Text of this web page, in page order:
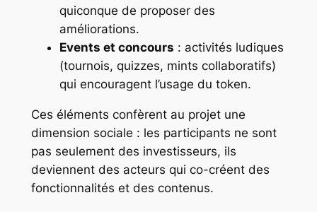
quiconque de proposer des
améliorations.
Events et concours : activités ludiques
(tournois, quizzes, mints collaboratifs)
qui encouragent l’usage du token.
Ces éléments confèrent au projet une
dimension sociale : les participants ne sont
pas seulement des investisseurs, ils
deviennent des acteurs qui co-créent des
fonctionnalités et des contenus.